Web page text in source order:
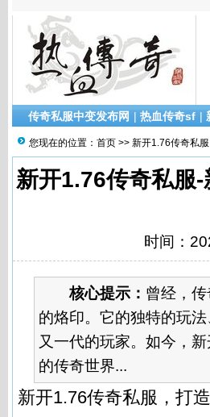
传奇私服中变发布网 | 热血传奇sf |
您现在的位置： 首页 >> 新开1.76传奇私服
新开1.76传奇私服
时间：
核心提示： 曾经，
的烙印。它的独特的玩
又一代的玩家。如今，
的传奇世界...
新开1.76传奇私服 ，打